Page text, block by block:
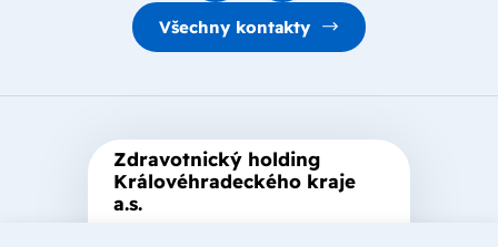
Všechny kontakty
Zdravotnický holding
Královéhradeckého kraje
a.s.